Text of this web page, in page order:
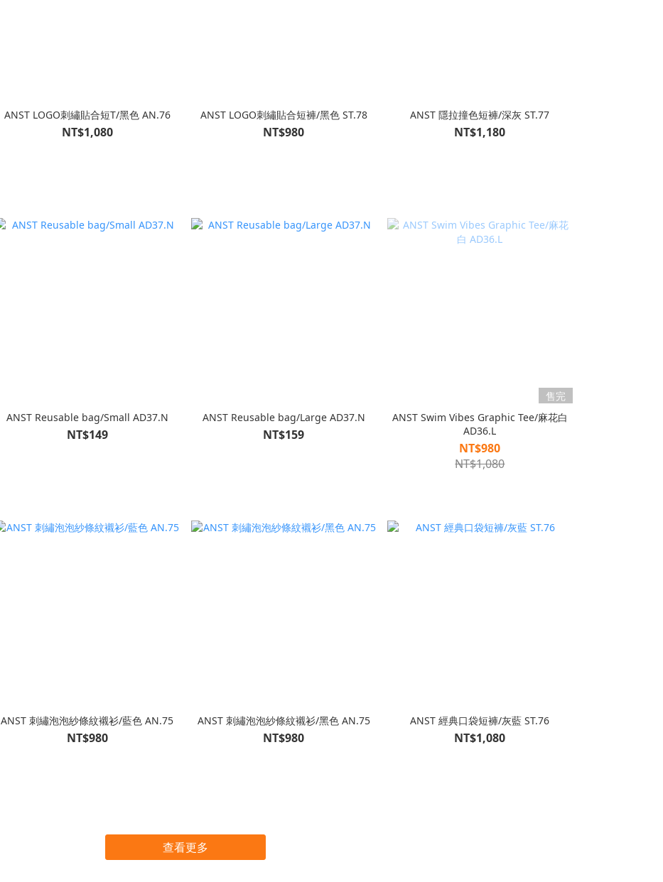
ANST LOGO刺繡貼合短T/黑色 AN.76
NT$1,080
ANST LOGO刺繡貼合短褲/黑色 ST.78
NT$980
ANST 隱拉撞色短褲/深灰 ST.77
NT$1,180
ANST Reusable bag/Small AD37.N
NT$149
ANST Reusable bag/Large AD37.N
NT$159
售完
ANST Swim Vibes Graphic Tee/麻花白
AD36.L
NT$980
NT$1,080
ANST 刺繡泡泡紗條紋襯衫/藍色 AN.75
NT$980
ANST 刺繡泡泡紗條紋襯衫/黑色 AN.75
NT$980
ANST 經典口袋短褲/灰藍 ST.76
NT$1,080
查看更多